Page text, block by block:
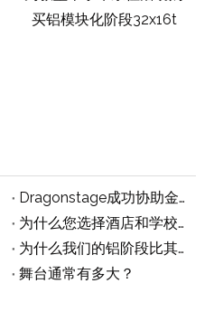
8540x8540mm，带2个
Dragonstage成功协助金沙萨团队完成Maajabu福音音乐会舞台
为什么您选择酒店和学校的折叠阶段
为什么我们的铝阶段比其他阶段更昂贵
舞台通常有多大？